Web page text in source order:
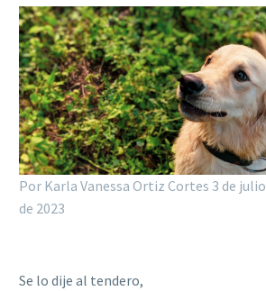
Por Karla Vanessa Ortiz Cortes 3 de julio
de 2023
Se lo dije al tendero,